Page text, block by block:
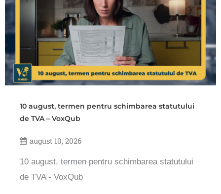
10 august, termen pentru schimbarea statutului
de TVA – VoxQub
august 10, 2026
10 august, termen pentru schimbarea statutului
de TVA - VoxQub